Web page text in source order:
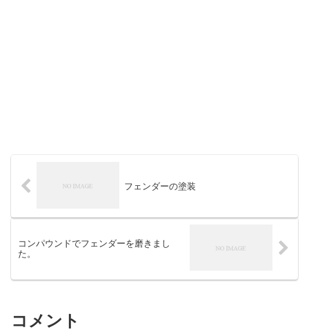
フェンダーの塗装
コンパウンドでフェンダーを磨きまし
た。
コメント